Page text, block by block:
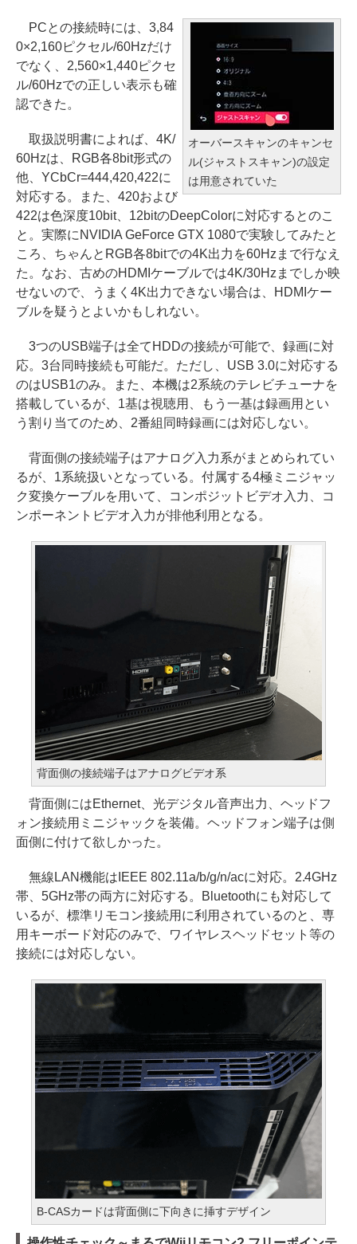
オーバースキャンのキャンセ
ル(ジャストスキャン)の設定
は用意されていた
PCとの接続時には、3,84
0×2,160ピクセル/60Hzだけ
でなく、2,560×1,440ピクセ
ル/60Hzでの正しい表示も確
認できた。
取扱説明書によれば、4K/
60Hzは、RGB各8bit形式の
他、YCbCr=444,420,422に
対応する。また、420および
422は色深度10bit、12bitのDeepColorに対応するとのこ
と。実際にNVIDIA GeForce GTX 1080で実験してみたと
ころ、ちゃんとRGB各8bitでの4K出力を60Hzまで行なえ
た。なお、古めのHDMIケーブルでは4K/30Hzまでしか映
せないので、うまく4K出力できない場合は、HDMIケー
ブルを疑うとよいかもしれない。
3つのUSB端子は全てHDDの接続が可能で、録画に対
応。3台同時接続も可能だ。ただし、USB 3.0に対応する
のはUSB1のみ。また、本機は2系統のテレビチューナを
搭載しているが、1基は視聴用、もう一基は録画用とい
う割り当てのため、2番組同時録画には対応しない。
背面側の接続端子はアナログ入力系がまとめられてい
るが、1系統扱いとなっている。付属する4極ミニジャッ
ク変換ケーブルを用いて、コンポジットビデオ入力、コ
ンポーネントビデオ入力が排他利用となる。
背面側の接続端子はアナログビデオ系
背面側にはEthernet、光デジタル音声出力、ヘッドフ
ォン接続用ミニジャックを装備。ヘッドフォン端子は側
面側に付けて欲しかった。
無線LAN機能はIEEE 802.11a/b/g/n/acに対応。2.4GHz
帯、5GHz帯の両方に対応する。Bluetoothにも対応して
いるが、標準リモコン接続用に利用されているのと、専
用キーボード対応のみで、ワイヤレスヘッドセット等の
接続には対応しない。
B-CASカードは背面側に下向きに挿すデザイン